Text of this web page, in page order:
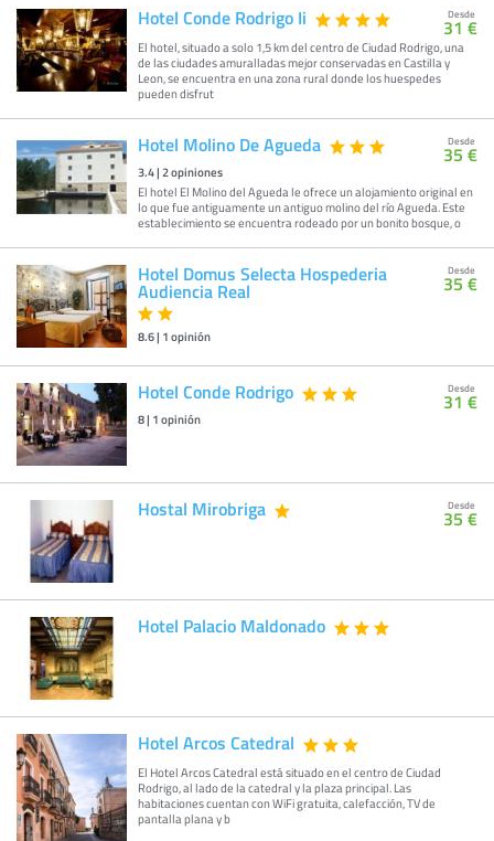
Hotel Conde Rodrigo Ii
El hotel, situado a solo 1,5 km del centro de Ciudad Rodrigo, una
de las ciudades amuralladas mejor conservadas en Castilla y
Leon, se encuentra en una zona rural donde los huespedes
pueden disfrut
Desde
31 €
Hotel Molino De Agueda
3.4|2opiniones
El hotel El Molino del Agueda le ofrece un alojamiento original en
lo que fue antiguamente un antiguo molino del río Agueda. Este
establecimiento se encuentra rodeado por un bonito bosque, o
Desde
35 €
Hotel Domus Selecta Hospederia
Audiencia Real
8.6| 1opinión
Desde
35 €
Hotel Conde Rodrigo
8| 1opinión
Desde
31 €
Hostal Mirobriga Desde
35 €
Hotel Palacio Maldonado
Hotel Arcos Catedral
El Hotel Arcos Catedral está situado en el centro de Ciudad
Rodrigo, al lado de la catedral y la plaza principal. Las
habitaciones cuentan con WiFi gratuita, calefacción, TV de
pantalla plana y b